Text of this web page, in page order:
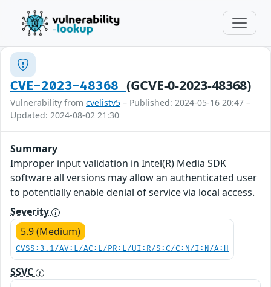
CVE-2023-48368 (GCVE-0-2023-48368)
Vulnerability from cvelistv5 – Published: 2024-05-16 20:47 –
Updated: 2024-08-02 21:30
Summary
Improper input validation in Intel(R) Media SDK
software all versions may allow an authenticated user
to potentially enable denial of service via local access.
Severity
5.9 (Medium)
CVSS:3.1/AV:L/AC:L/PR:L/UI:R/S:C/C:N/I:N/A:H
SSVC